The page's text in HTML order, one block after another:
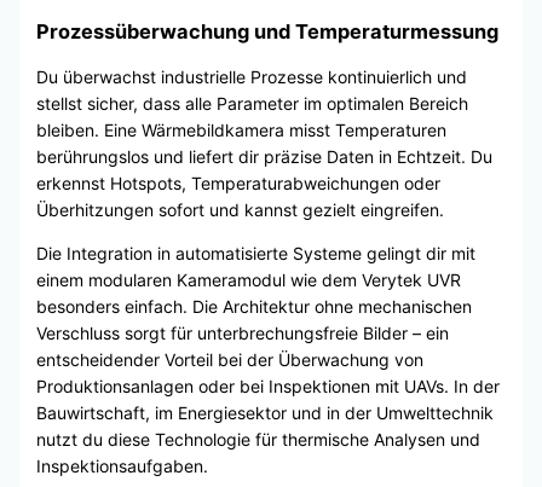
Prozessüberwachung und Temperaturmessung
Du überwachst industrielle Prozesse kontinuierlich und
stellst sicher, dass alle Parameter im optimalen Bereich
bleiben. Eine Wärmebildkamera misst Temperaturen
berührungslos und liefert dir präzise Daten in Echtzeit. Du
erkennst Hotspots, Temperaturabweichungen oder
Überhitzungen sofort und kannst gezielt eingreifen.
Die Integration in automatisierte Systeme gelingt dir mit
einem modularen Kameramodul wie dem Verytek UVR
besonders einfach. Die Architektur ohne mechanischen
Verschluss sorgt für unterbrechungsfreie Bilder – ein
entscheidender Vorteil bei der Überwachung von
Produktionsanlagen oder bei Inspektionen mit UAVs. In der
Bauwirtschaft, im Energiesektor und in der Umwelttechnik
nutzt du diese Technologie für thermische Analysen und
Inspektionsaufgaben.